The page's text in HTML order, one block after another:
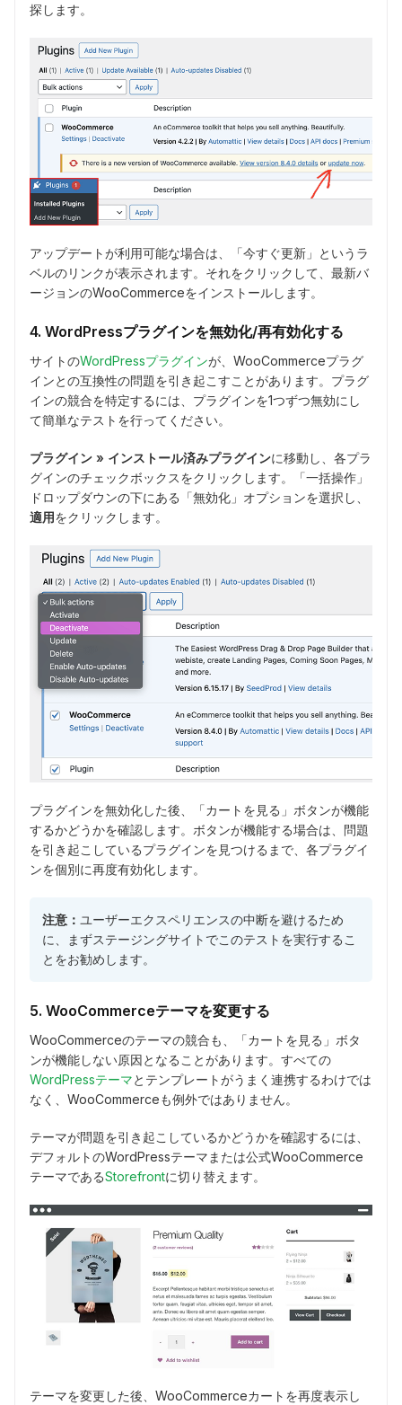
探します。
アップデートが利用可能な場合は、「今すぐ更新」というラ
ベルのリンクが表示されます。それをクリックして、最新バ
ージョンのWooCommerceをインストールします。
4. WordPressプラグインを無効化/再有効化する
サイトのWordPressプラグインが、WooCommerceプラグ
インとの互換性の問題を引き起こすことがあります。プラグ
インの競合を特定するには、プラグインを1つずつ無効にし
て簡単なテストを行ってください。
プラグイン » インストール済みプラグインに移動し、各プラ
グインのチェックボックスをクリックします。「一括操作」
ドロップダウンの下にある「無効化」オプションを選択し、
適用をクリックします。
プラグインを無効化した後、「カートを見る」ボタンが機能
するかどうかを確認します。ボタンが機能する場合は、問題
を引き起こしているプラグインを見つけるまで、各プラグイ
ンを個別に再度有効化します。
注意： ユーザーエクスペリエンスの中断を避けるため
に、まずステージングサイトでこのテストを実行するこ
とをお勧めします。
5. WooCommerceテーマを変更する
WooCommerceのテーマの競合も、「カートを見る」ボタ
ンが機能しない原因となることがあります。すべての
WordPressテーマとテンプレートがうまく連携するわけでは
なく、WooCommerceも例外ではありません。
テーマが問題を引き起こしているかどうかを確認するには、
デフォルトのWordPressテーマまたは公式WooCommerce
テーマであるStorefrontに切り替えます。
テーマを変更した後、WooCommerceカートを再度表示し